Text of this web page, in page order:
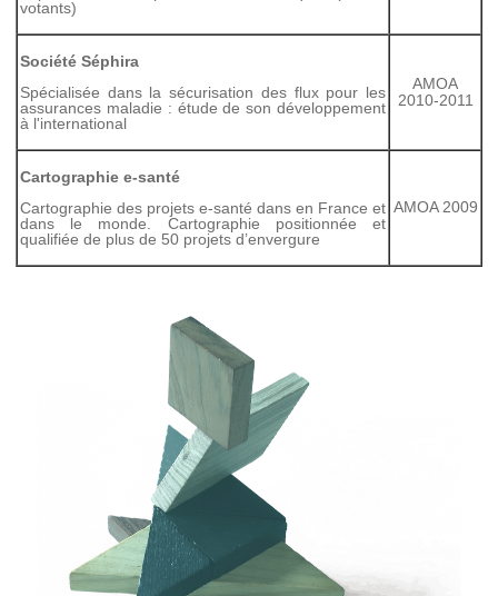
votants)
Société Séphira
Spécialisée dans la sécurisation des flux pour les
assurances maladie : étude de son développement
à l'international
AMOA
2010-2011
Cartographie e-santé
Cartographie des projets e-santé dans en France et
dans le monde. Cartographie positionnée et
qualifiée de plus de 50 projets d’envergure
AMOA 2009